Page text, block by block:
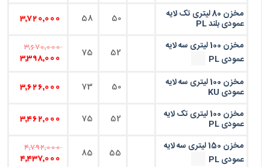
مخزن 80 لیتری تک لایه
عمودی بلند PL 50
58
3,720,000
مخزن 100 لیتری سه لایه
عمودی PL
52
75
3,670,000
3,398,000
مخزن 100 لیتری سه لایه
عمودی KU 50
73
3,626,000
مخزن 100 لیتری تک لایه
عمودی PL 52
75
3,462,000
مخزن 150 لیتری سه لایه
عمودی PL
55
85
4,792,000
4,437,000